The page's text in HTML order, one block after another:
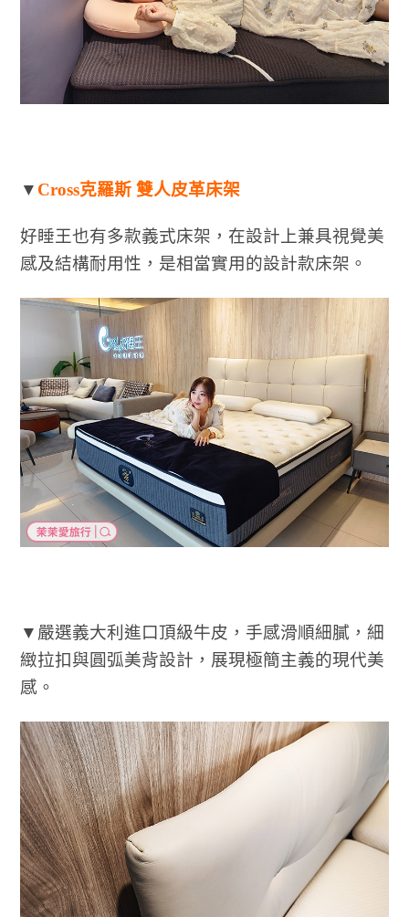
▼ Cross克羅斯 雙人皮革床架
好睡王也有多款義式床架，在設計上兼具視覺美
感及結構耐用性，是相當實用的設計款床架。
▼嚴選義大利進口頂級牛皮，手感滑順細膩，細
緻拉扣與圓弧美背設計，展現極簡主義的現代美
感。